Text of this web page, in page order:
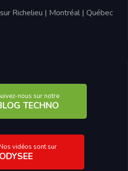
nous sur notre
TECHNO
vidéos sont sur
ODYSEE